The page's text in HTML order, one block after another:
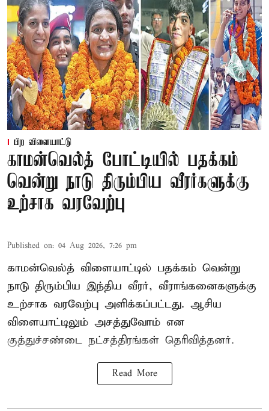
பிற விளையாட்டு
காமன்வெல்த் போட்டியில் பதக்கம்
வென்று நாடு திரும்பிய வீரர்களுக்கு
உற்சாக வரவேற்பு
Published on: 04 Aug 2026, 7:26 pm
காமன்வெல்த் விளையாட்டில் பதக்கம் வென்று
நாடு திரும்பிய இந்திய வீரர், வீராங்கனைகளுக்கு
உற்சாக வரவேற்பு அளிக்கப்பட்டது. ஆசிய
விளையாட்டிலும் அசத்துவோம் என
குத்துச்சண்டை நட்சத்திரங்கள் தெரிவித்தனர்.
Read More